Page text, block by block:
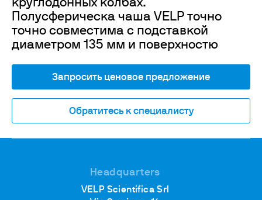
круглодонных колбах.
Полусферическа чаша VELP точно
точно совместима с подставкой
диаметром 135 мм и поверхностю
Запросить ценовое предложение
Обратитесь к специалисту
Headquarters
VELP Scientifica Srl